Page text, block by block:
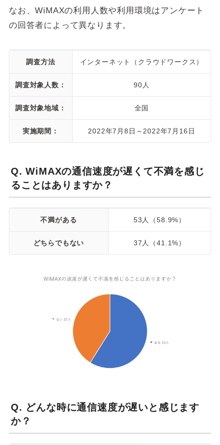
なお、WiMAXの利用人数や利用環境はアンケート
の回答者によって異なります。
調査方法 インターネット（クラウドワークス）
調査対象人数： 90人
調査対象地域： 全国
実施期間： 2022年7月8日～2022年7月16日
Q. WiMAXの通信速度が遅くて不満を感じ
ることはありますか？
不満がある 53人（58.9%）
どちらでもない 37人（41.1%）
Q. どんな時に通信速度が遅いと感じます
か？